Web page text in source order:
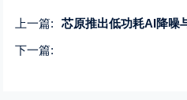
上一篇:
芯原推出低功耗AI降噪
下一篇: